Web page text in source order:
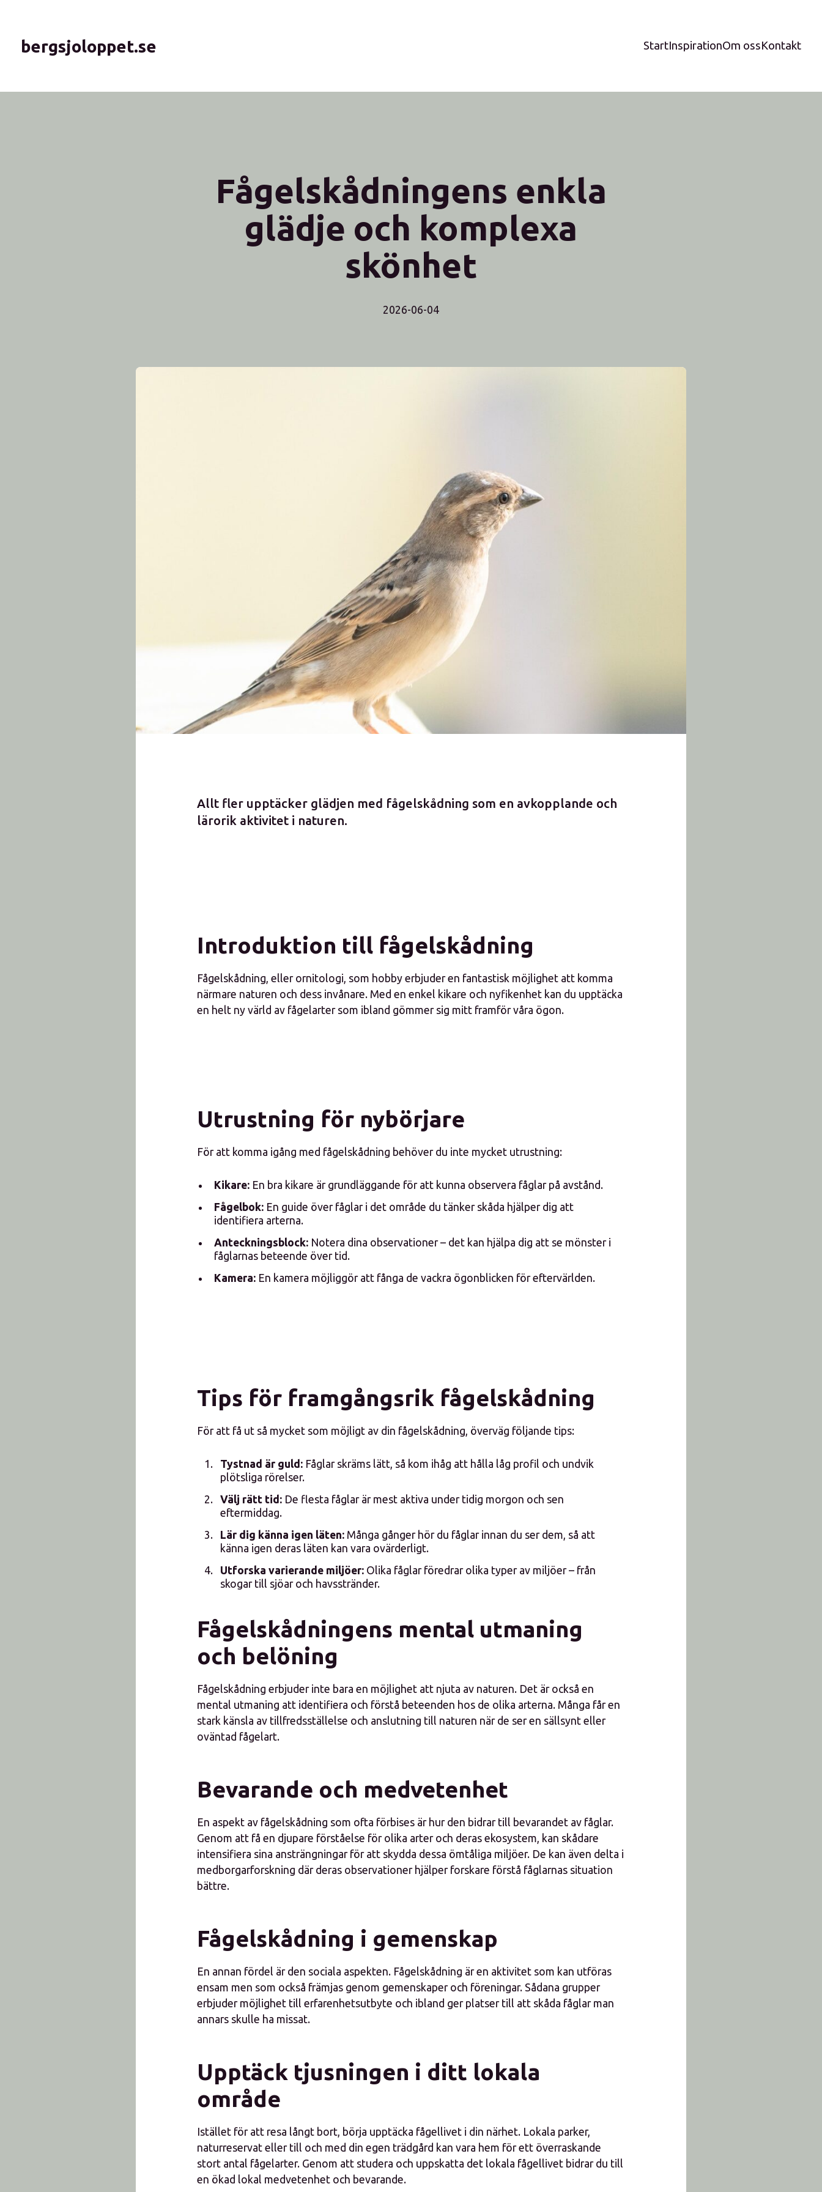
bergsjoloppet.se StartInspirationOm ossKontakt
Fågelskådningens enkla
glädje och komplexa
skönhet
2026-06-04
Allt fler upptäcker glädjen med fågelskådning som en avkopplande och
lärorik aktivitet i naturen.
Introduktion till fågelskådning
Fågelskådning, eller ornitologi, som hobby erbjuder en fantastisk möjlighet att komma
närmare naturen och dess invånare. Med en enkel kikare och nyfikenhet kan du upptäcka
en helt ny värld av fågelarter som ibland gömmer sig mitt framför våra ögon.
Utrustning för nybörjare
För att komma igång med fågelskådning behöver du inte mycket utrustning:
Kikare: En bra kikare är grundläggande för att kunna observera fåglar på avstånd.
Fågelbok: En guide över fåglar i det område du tänker skåda hjälper dig att
identifiera arterna.
Anteckningsblock: Notera dina observationer – det kan hjälpa dig att se mönster i
fåglarnas beteende över tid.
Kamera: En kamera möjliggör att fånga de vackra ögonblicken för eftervärlden.
Tips för framgångsrik fågelskådning
För att få ut så mycket som möjligt av din fågelskådning, överväg följande tips:
Tystnad är guld: Fåglar skräms lätt, så kom ihåg att hålla låg profil och undvik
plötsliga rörelser.
Välj rätt tid: De flesta fåglar är mest aktiva under tidig morgon och sen
eftermiddag.
Lär dig känna igen läten: Många gånger hör du fåglar innan du ser dem, så att
känna igen deras läten kan vara ovärderligt.
Utforska varierande miljöer: Olika fåglar föredrar olika typer av miljöer – från
skogar till sjöar och havsstränder.
Fågelskådningens mental utmaning
och belöning
Fågelskådning erbjuder inte bara en möjlighet att njuta av naturen. Det är också en
mental utmaning att identifiera och förstå beteenden hos de olika arterna. Många får en
stark känsla av tillfredsställelse och anslutning till naturen när de ser en sällsynt eller
oväntad fågelart.
Bevarande och medvetenhet
En aspekt av fågelskådning som ofta förbises är hur den bidrar till bevarandet av fåglar.
Genom att få en djupare förståelse för olika arter och deras ekosystem, kan skådare
intensifiera sina ansträngningar för att skydda dessa ömtåliga miljöer. De kan även delta i
medborgarforskning där deras observationer hjälper forskare förstå fåglarnas situation
bättre.
Fågelskådning i gemenskap
En annan fördel är den sociala aspekten. Fågelskådning är en aktivitet som kan utföras
ensam men som också främjas genom gemenskaper och föreningar. Sådana grupper
erbjuder möjlighet till erfarenhetsutbyte och ibland ger platser till att skåda fåglar man
annars skulle ha missat.
Upptäck tjusningen i ditt lokala
område
Istället för att resa långt bort, börja upptäcka fågellivet i din närhet. Lokala parker,
naturreservat eller till och med din egen trädgård kan vara hem för ett överraskande
stort antal fågelarter. Genom att studera och uppskatta det lokala fågellivet bidrar du till
en ökad lokal medvetenhet och bevarande.